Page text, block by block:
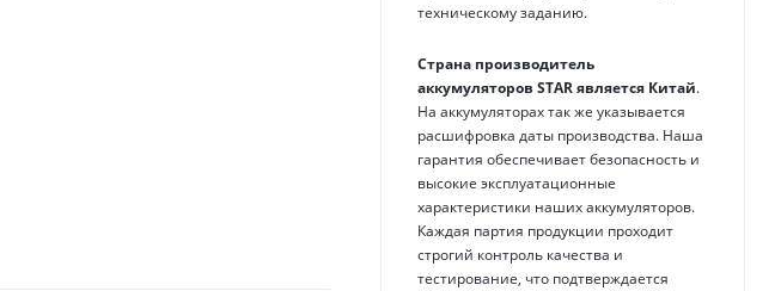
техническому заданию.
Страна производитель
аккумуляторов STARявляется Китай.
На аккумуляторах так же указывается
расшифровка даты производства. Наша
гарантия обеспечивает безопасность и
высокие эксплуатационные
характеристики наших аккумуляторов.
Каждая партия продукции проходит
строгий контроль качества и
тестирование, что подтверждается